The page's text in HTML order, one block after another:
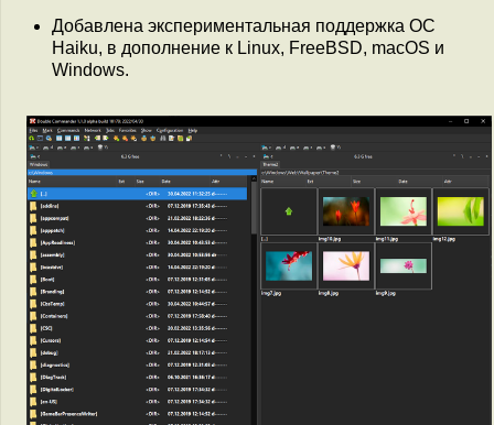
Добавлена экспериментальная поддержка ОС
Haiku, в дополнение к Linux, FreeBSD, macOS и
Windows.